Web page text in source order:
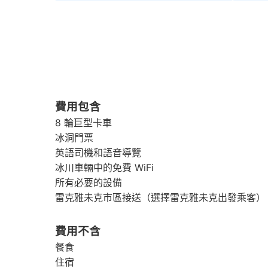
費用包含
8 輪巨型卡車
冰洞門票
英語司機和語音導覽
冰川車輛中的免費 WiFi
所有必要的設備
雷克雅未克市區接送（選擇雷克雅未克出發乘客）
費用不含
餐食
住宿